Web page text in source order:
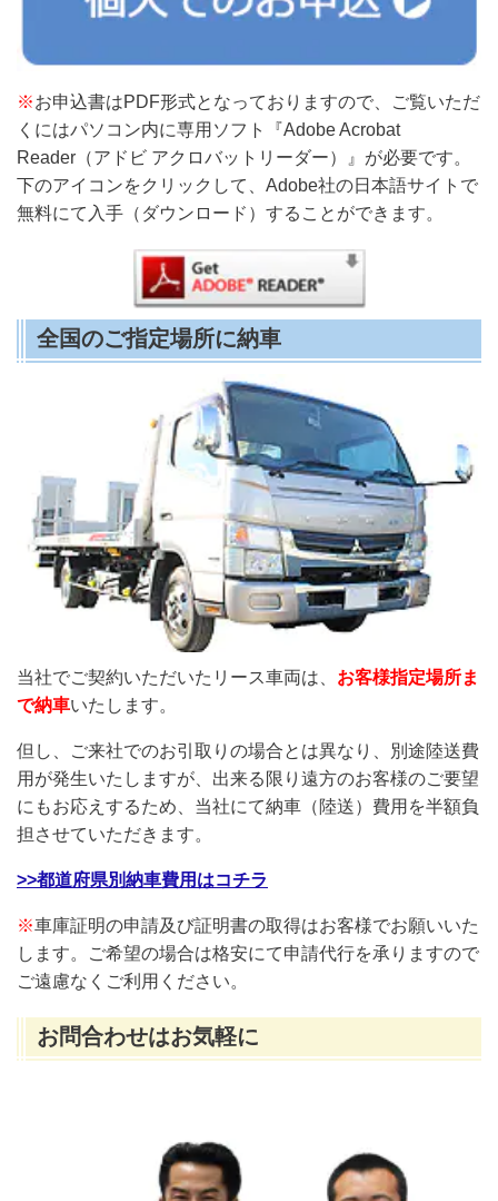
※お申込書はPDF形式となっておりますので、ご覧いただ
くにはパソコン内に専用ソフト『Adobe Acrobat
Reader（アドビ アクロバットリーダー）』が必要です。
下のアイコンをクリックして、Adobe社の日本語サイトで
無料にて入手（ダウンロード）することができます。
全国のご指定場所に納車
当社でご契約いただいたリース車両は、 お客様指定場所ま
で納車いたします。
但し、ご来社でのお引取りの場合とは異なり、別途陸送費
用が発生いたしますが、出来る限り遠方のお客様のご要望
にもお応えするため、当社にて納車（陸送）費用を半額負
担させていただきます。
>>都道府県別納車費用はコチラ
※車庫証明の申請及び証明書の取得はお客様でお願いいた
します。ご希望の場合は格安にて申請代行を承りますので
ご遠慮なくご利用ください。
お問合わせはお気軽に